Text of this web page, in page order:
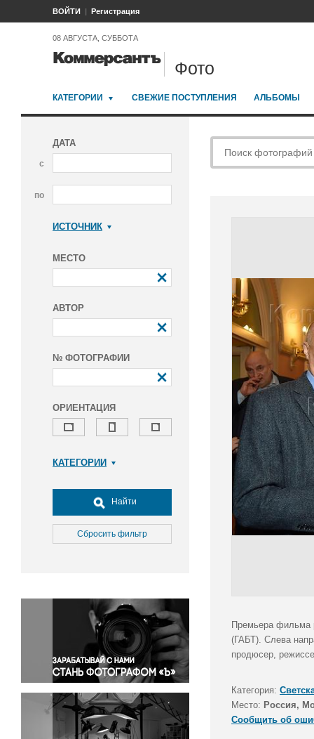
ВОЙТИ Регистрация
08 АВГУСТА, СУББОТА
Фото
КАТЕГОРИИ СВЕЖИЕ ПОСТУПЛЕНИЯ АЛЬБОМЫ
ДАТА
с
по
ИСТОЧНИК
МЕСТО
АВТОР
№ ФОТОГРАФИИ
ОРИЕНТАЦИЯ
КАТЕГОРИИ
Досуг, туризм и отдых
Культура
Медицина
Окружающая среда
Политика
Правосудие
Происшествия и конфликты
Религия
Светская жизнь
Спорт
Экология
Найти
Сбросить фильтр
Премьера фильма
(ГАБТ). Слева
продюсер,
Категория:
Место: Россия,
Сообщить об